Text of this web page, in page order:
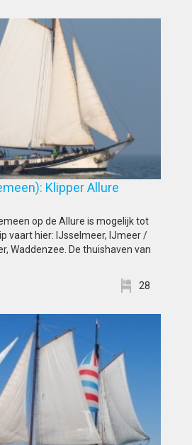
Klipper Allure
op de Allure is mogelijk tot
vaart hier: IJsselmeer, IJmeer /
Waddenzee. De thuishaven van
28